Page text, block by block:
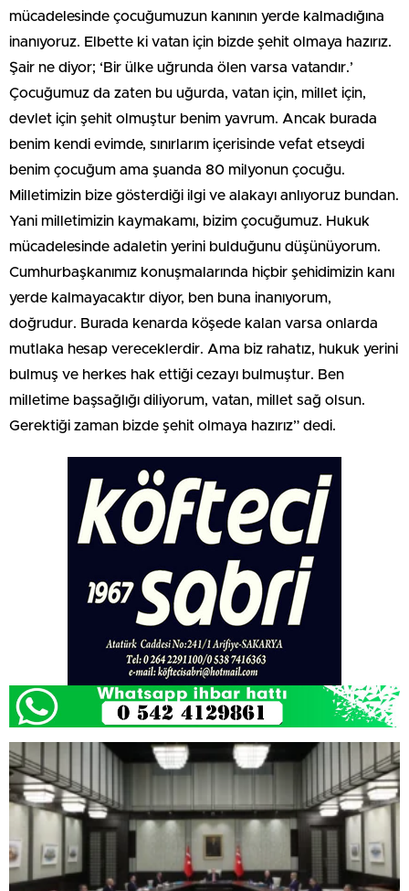
mücadelesinde çocuğumuzun kanının yerde kalmadığına
inanıyoruz. Elbette ki vatan için bizde şehit olmaya hazırız.
Şair ne diyor; ‘Bir ülke uğrunda ölen varsa vatandır.’
Çocuğumuz da zaten bu uğurda, vatan için, millet için,
devlet için şehit olmuştur benim yavrum. Ancak burada
benim kendi evimde, sınırlarım içerisinde vefat etseydi
benim çocuğum ama şuanda 80 milyonun çocuğu.
Milletimizin bize gösterdiği ilgi ve alakayı anlıyoruz bundan.
Yani milletimizin kaymakamı, bizim çocuğumuz. Hukuk
mücadelesinde adaletin yerini bulduğunu düşünüyorum.
Cumhurbaşkanımız konuşmalarında hiçbir şehidimizin kanı
yerde kalmayacaktır diyor, ben buna inanıyorum,
doğrudur. Burada kenarda köşede kalan varsa onlarda
mutlaka hesap vereceklerdir. Ama biz rahatız, hukuk yerini
bulmuş ve herkes hak ettiği cezayı bulmuştur. Ben
milletime başsağlığı diliyorum, vatan, millet sağ olsun.
Gerektiği zaman bizde şehit olmaya hazırız” dedi.